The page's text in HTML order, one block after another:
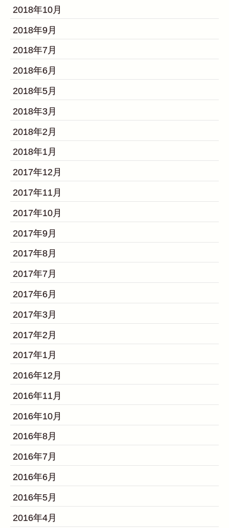
2018年10月
2018年9月
2018年7月
2018年6月
2018年5月
2018年3月
2018年2月
2018年1月
2017年12月
2017年11月
2017年10月
2017年9月
2017年8月
2017年7月
2017年6月
2017年3月
2017年2月
2017年1月
2016年12月
2016年11月
2016年10月
2016年8月
2016年7月
2016年6月
2016年5月
2016年4月